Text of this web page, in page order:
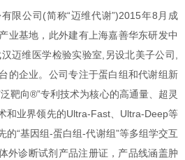
限公司(简称“迈维代谢”)2015年8月成
业基地，此外建有上海嘉善华东研发中
迈维医学检验实验室,另设北美子公司,
的企业。公司专注于蛋白组和代谢组新
靶向®”专利技术为核心的高通量、超灵
和业界领先的Ultra-Fast、Ultra-Deep等
的“基因组-蛋白组-代谢组”等多组学交互
外诊断试剂产品注册证，产品线涵盖肿